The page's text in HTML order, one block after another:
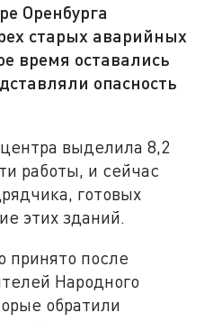
Оренбурга
старых аварийных
время оставались
опасность
выделила 8,2
работы, и сейчас
готовых
этих зданий.
принято после
Народного
обратили